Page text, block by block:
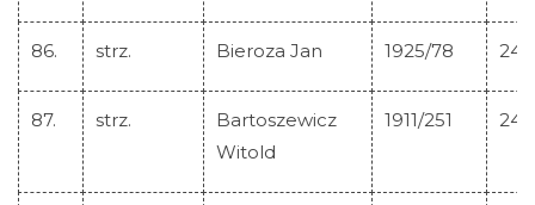
86. strz. Bieroza Jan 1925/78
87. strz.
Bartoszewicz
Witold
1911/251